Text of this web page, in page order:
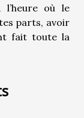
l’heure où le
parts, avoir
fait toute la